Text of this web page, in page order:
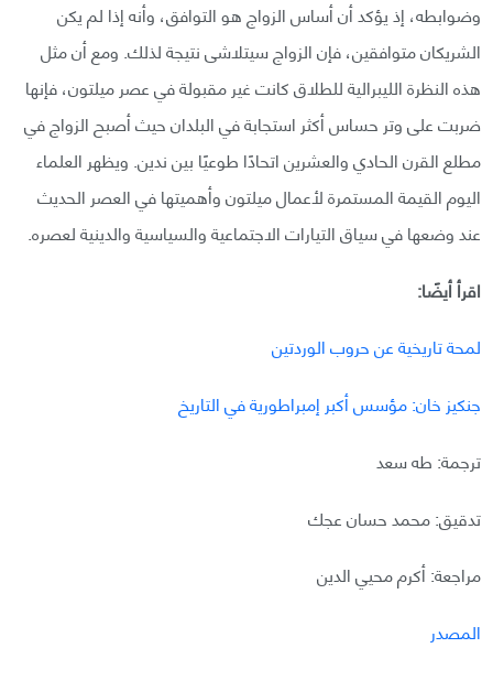
وضوابطه، إذ يؤكد أن أساس الزواج هو التوافق، وأنه إذا لم يكن
الشريكان متوافقين، فإن الزواج سيتلاشى نتيجة لذلك. ومع أن مثل
هذه النظرة الليبرالية للطلاق كانت غير مقبولة في عصر ميلتون، فإنها
ضربت على وتر حساس أكثر استجابة في البلدان حيث أصبح الزواج في
مطلع القرن الحادي والعشرين اتحادًا طوعيًا بين ندين. ويظهر العلماء
اليوم القيمة المستمرة لأعمال ميلتون وأهميتها في العصر الحديث
عند وضعها في سياق التيارات الاجتماعية والسياسية والدينية لعصره.
اقرأ أيضًا:
لمحة تاريخية عن حروب الوردتين
جنكيز خان: مؤسس أكبر إمبراطورية في التاريخ
ترجمة: طه سعد
تدقيق: محمد حسان عجك
مراجعة: أكرم محيي الدين
المصدر